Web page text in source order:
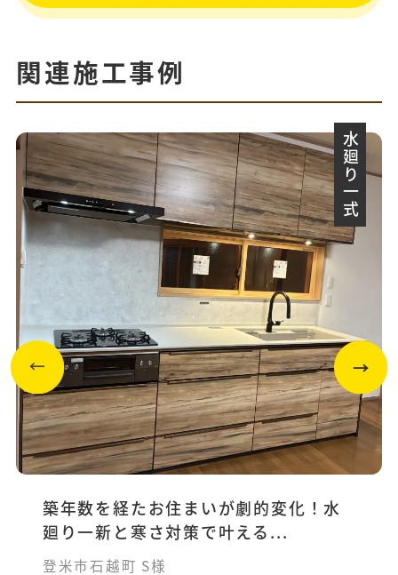
関連施工事例
水廻り一式
築年数を経たお住まいが劇的変化！水
廻り一新と寒さ対策で叶える...
登米市石越町 S様